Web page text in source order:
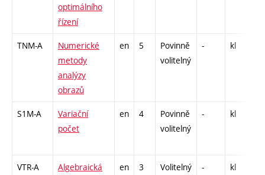
optimálního
řízení
TNM-A
Numerické
metody
analýzy
obrazů
en 5
Povinně
volitelný
- kl
S1M-A
Variační
počet
en 4
Povinně
volitelný
- kl
VTR-A
Algebraická
en 3 Volitelný - kl